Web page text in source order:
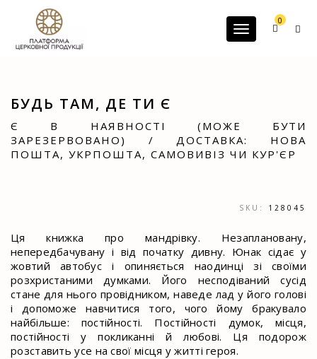
G-60JZFMNRBC
Toggle
0
БУДЬ ТАМ, ДЕ ТИ Є
Є В НАЯВНОСТІ (МОЖЕ БУТИ
ЗАРЕЗЕРВОВАНО) / ДОСТАВКА: НОВА
ПОШТА, УКРПОШТА, САМОВИВІЗ ЧИ КУР'ЄР
SKU: 128045
Ця книжка про мандрівку. Незаплановану,
непередбачувану і від початку дивну. Юнак сідає у
жовтий автобус і опиняється наодинці зі своїми
розхристаними думками. Його несподіваний сусід
стане для нього провідником, наведе лад у його голові
і допоможе навчитися того, чого йому бракувало
найбільше: постійності. Постійності думок, місця,
постійності у покликанні й любові. Ця подорож
розставить усе на свої місця у житті героя.